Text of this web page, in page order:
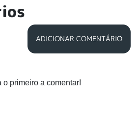
ADICIONAR COMENTÁRIO
o primeiro a comentar!